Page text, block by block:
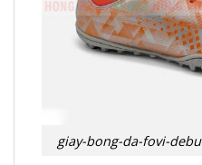
giay-bong-da-fovi-